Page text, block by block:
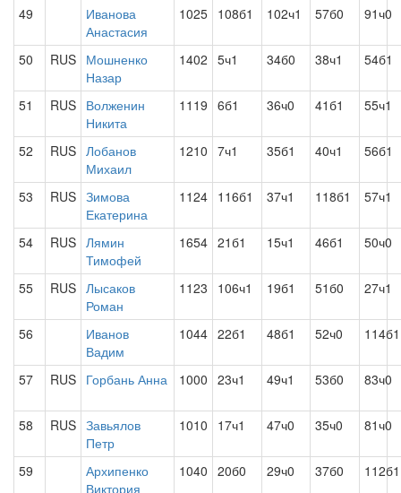
49
Иванова
Анастасия
1025 108б1 102ч1 57б0 91ч0
50 RUS Мошненко
Назар
1402 5ч1 34б0 38ч1 54б1
51 RUS Волженин
Никита
1119 6б1 36ч0 41б1 55ч1
52 RUS Лобанов
Михаил
1210 7ч1 35б1 40ч1 56б1
53 RUS Зимова
Екатерина
1124 116б1 37ч1 118б1 57ч1
54 RUS Лямин
Тимофей
1654 21б1 15ч1 46б1 50ч0
55 RUS Лысаков
Роман
1123 106ч1 19б1 51б0 27ч1
56
Иванов
Вадим
1044 22б1 48б1 52ч0 114б1
57 RUS Горбань Анна 1000 23ч1 49ч1 53б0 83ч0
58 RUS Завьялов
Петр
1010 17ч1 47ч0 35ч0 81ч0
59
Архипенко
Виктория
1040 20б0 29ч0 37б0 112б1